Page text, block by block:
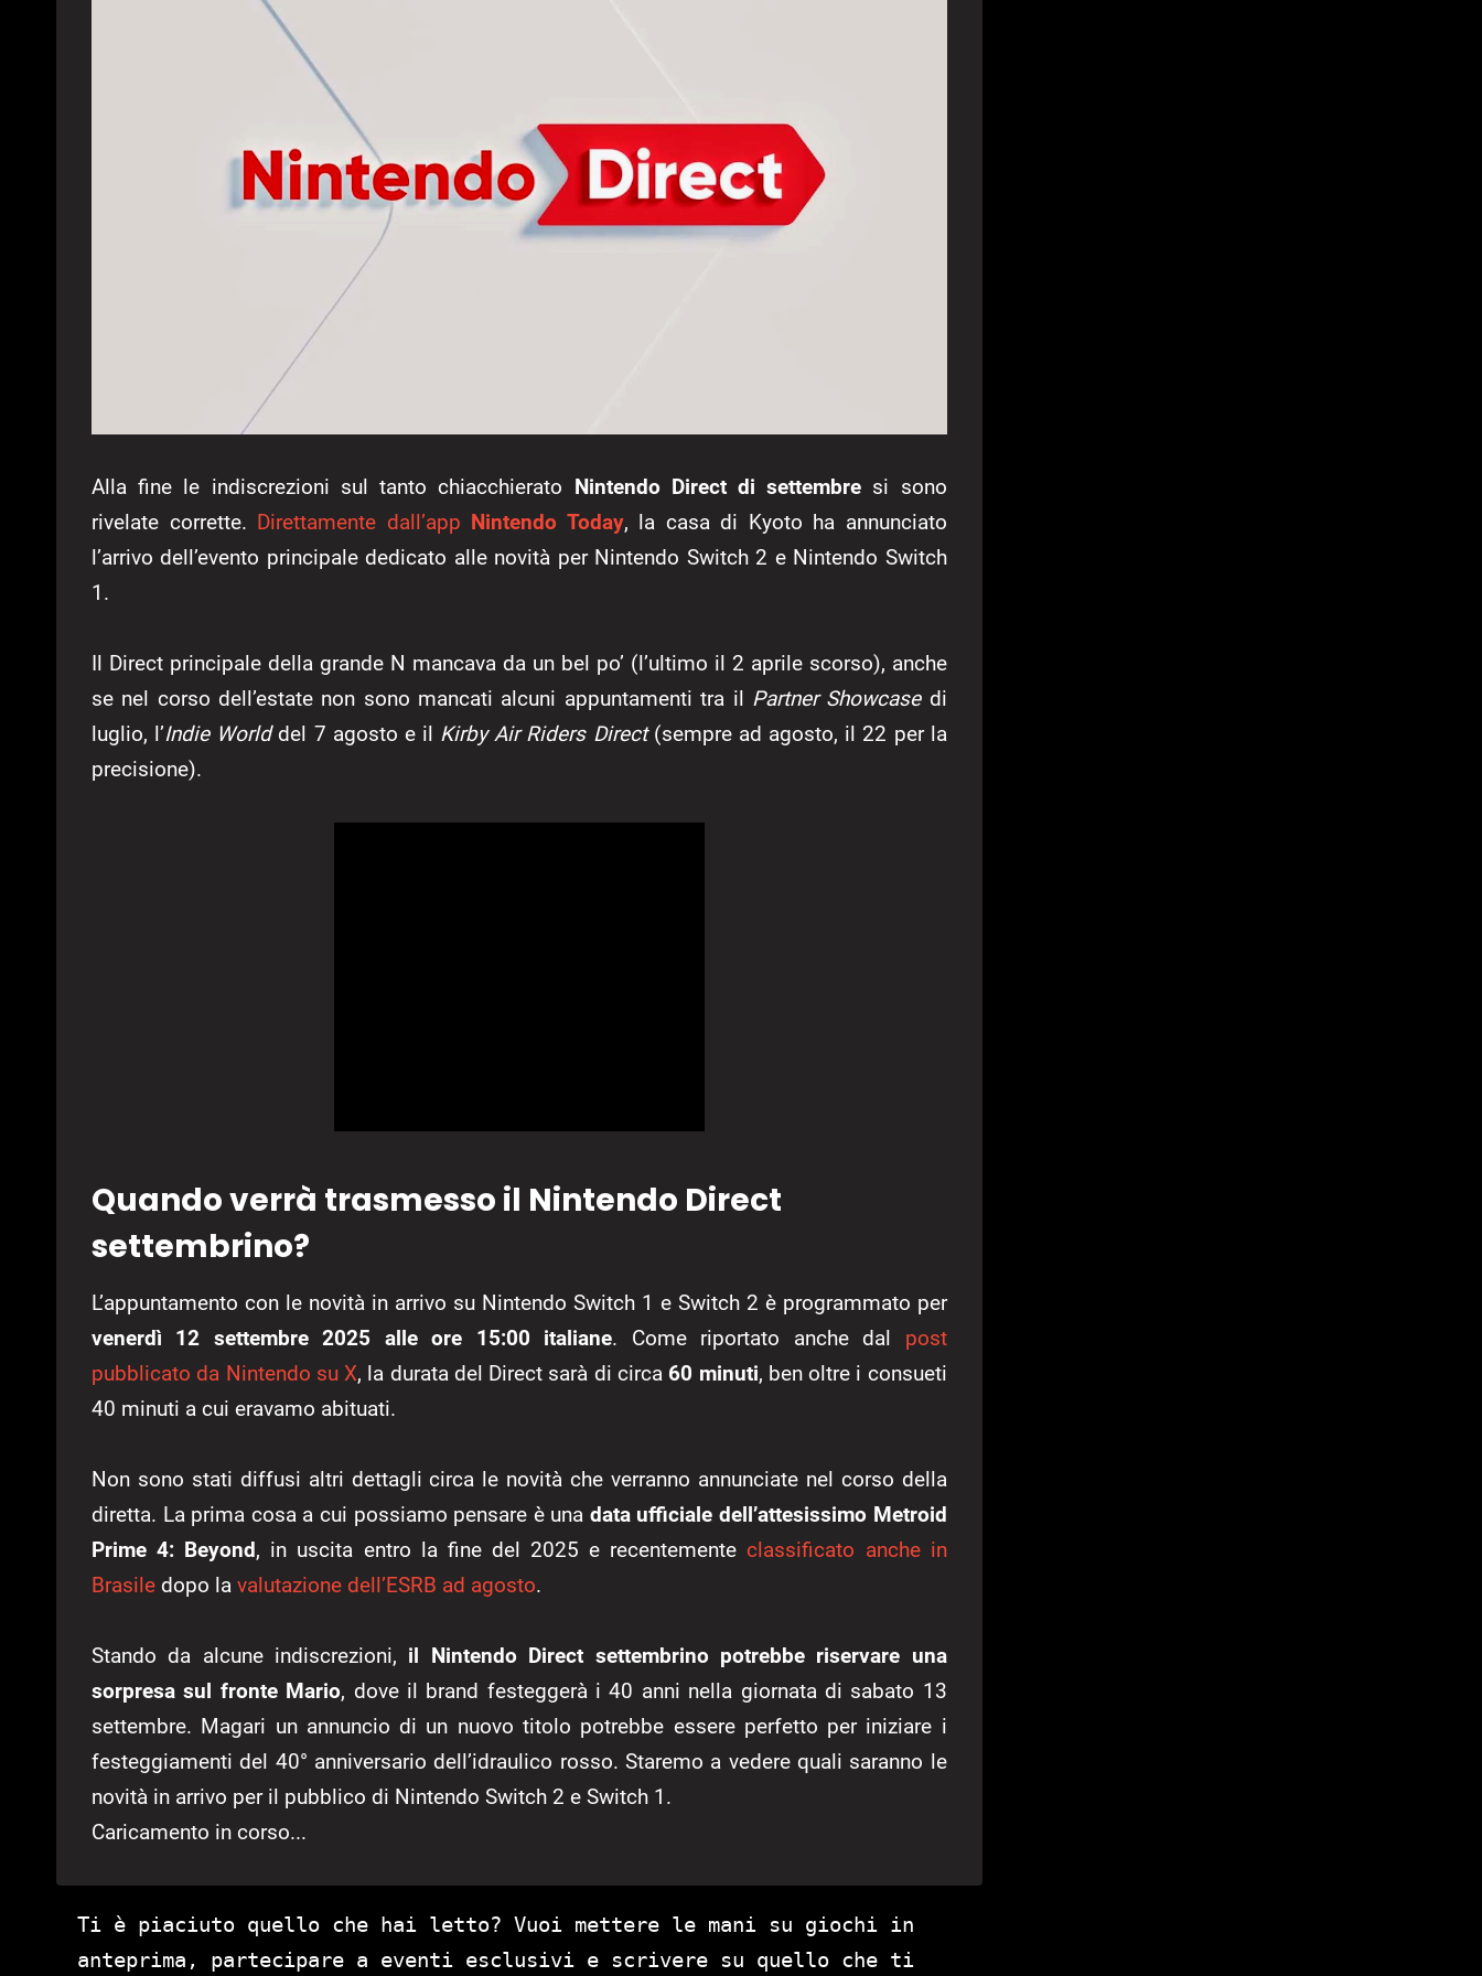
Alla fine le indiscrezioni sul tanto chiacchierato Nintendo Direct di settembre si sono
rivelate corrette. Direttamente dall’app Nintendo Today, la casa di Kyoto ha annunciato
l’arrivo dell’evento principale dedicato alle novità per Nintendo Switch 2 e Nintendo Switch
1.
Il Direct principale della grande N mancava da un bel po’ (l’ultimo il 2 aprile scorso), anche
se nel corso dell’estate non sono mancati alcuni appuntamenti tra il Partner Showcasedi
luglio, l’Indie Worlddel 7 agosto e il Kirby Air Riders Direct(sempre ad agosto, il 22 per la
precisione).
Quando verrà trasmesso il Nintendo Direct
settembrino?
L’appuntamento con le novità in arrivo su Nintendo Switch 1 e Switch 2 è programmato per
venerdì 12 settembre 2025 alle ore 15:00 italiane. Come riportato anche dal post
pubblicato da Nintendo su X, la durata del Direct sarà di circa 60 minuti, ben oltre i consueti
40 minuti a cui eravamo abituati.
Non sono stati diffusi altri dettagli circa le novità che verranno annunciate nel corso della
diretta. La prima cosa a cui possiamo pensare è una data ufficiale dell’attesissimo Metroid
Prime 4: Beyond, in uscita entro la fine del 2025 e recentemente classificato anche in
Brasile dopo la valutazione dell’ESRB ad agosto.
Stando da alcune indiscrezioni, il Nintendo Direct settembrino potrebbe riservare una
sorpresa sul fronte Mario, dove il brand festeggerà i 40 anni nella giornata di sabato 13
settembre. Magari un annuncio di un nuovo titolo potrebbe essere perfetto per iniziare i
festeggiamenti del 40° anniversario dell’idraulico rosso. Staremo a vedere quali saranno le
novità in arrivo per il pubblico di Nintendo Switch 2 e Switch 1.
Caricamento in corso...
Ti è piaciuto quello che hai letto? Vuoi mettere le mani su giochi in
anteprima, partecipare a eventi esclusivi e scrivere su quello che ti